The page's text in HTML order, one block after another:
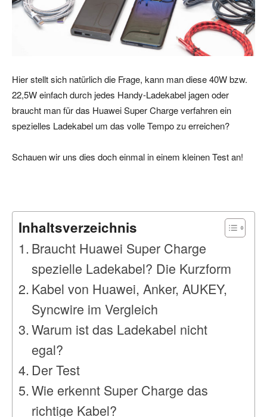
Hier stellt sich natürlich die Frage, kann man diese 40W bzw.
22,5W einfach durch jedes Handy-Ladekabel jagen oder
braucht man für das Huawei Super Charge verfahren ein
spezielles Ladekabel um das volle Tempo zu erreichen?
Schauen wir uns dies doch einmal in einem kleinen Test an!
Inhaltsverzeichnis
Braucht Huawei Super Charge
spezielle Ladekabel? Die Kurzform
Kabel von Huawei, Anker, AUKEY,
Syncwire im Vergleich
Warum ist das Ladekabel nicht
egal?
Der Test
Wie erkennt Super Charge das
richtige Kabel?